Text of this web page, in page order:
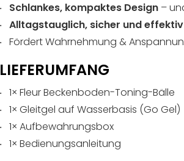
Schlankes, kompaktes Design –
Alltagstauglich, sicher und effektiv
Fördert Wahrnehmung &
LIEFERUMFANG
1× Fleur Beckenboden-Toning-Bälle
1× Gleitgel auf Wasserbasis (Go Gel)
1× Aufbewahrungsbox
1× Bedienungsanleitung